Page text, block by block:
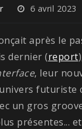
6 avril 2023
après le
dernier (report
, leur
futuriste
un gros
présentes...